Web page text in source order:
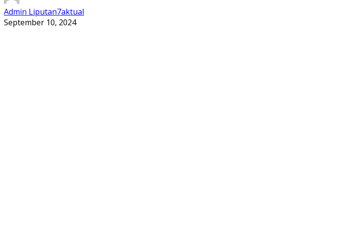
Admin Liputan7aktual
September 10, 2024